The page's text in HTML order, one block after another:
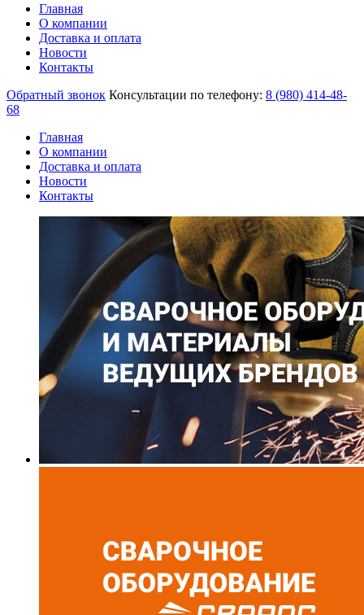
Главная
О компании
Доставка и оплата
Новости
Контакты
Обратный звонок Консультации по телефону: 8 (980) 414-48-
68
Главная
О компании
Доставка и оплата
Новости
Контакты